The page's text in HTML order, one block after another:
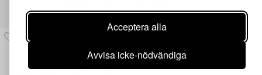
Acceptera alla
Avvisa icke-nödvändiga